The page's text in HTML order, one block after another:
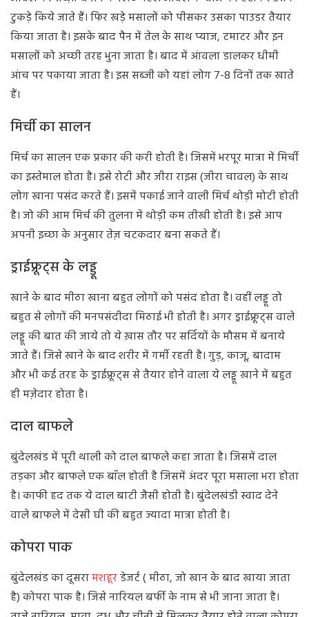
टुकड़े किये जाते हैं। फिर खड़े मसालों को पीसकर उसका पाउडर तैयार
किया जाता है। इसके बाद पैन में तेल के साथ प्याज, टमाटर और इन
मसालों को अच्छी तरह भुना जाता है। बाद में आंवला डालकर धीमी
आंच पर पकाया जाता है। इस सब्जी को यहां लोग 7-8 दिनों तक खाते
हैं।
मिर्ची का सालन
मिर्च का सालन एक प्रकार की करी होती है। जिसमें भरपूर मात्रा में मिर्ची
का इस्तेमाल होता है। इसे रोटी और जीरा राइस (जीरा चावल) के साथ
लोग खाना पसंद करते हैं। इसमें पकाई जाने वाली मिर्च थोड़ी मोटी होती
है। जो की आम मिर्च की तुलना में थोड़ी कम तीखी होती है। इसे आप
अपनी इच्छा के अनुसार तेज़ चटकदार बना सकते हैं।
ड्राईफ्रूट्स के लड्डू
खाने के बाद मीठा खाना बहुत लोगों को पसंद होता है। वहीं लड्डू तो
बहुत से लोगों की मनपसंदीदा मिठाई भी होती है। अगर ड्राईफ्रूट्स वाले
लड्डू की बात की जाये तो ये ख़ास तौर पर सर्दियों के मौसम में बनाये
जाते हैं। जिसे खाने के बाद शरीर में गर्मी रहती है। गुड़, काजू, बादाम
और भी कई तरह के ड्राईफ्रूट्स से तैयार होने वाला ये लड्डू खाने में बहुत
ही मज़ेदार होता है।
दाल बाफले
बुंदेलखंड में पूरी थाली को दाल बाफले कहा जाता है। जिसमें दाल
तड़का और बाफले एक बॉल होती है जिसमें अंदर पूरा मसाला भरा होता
है। काफी हद तक ये दाल बाटी जैसी होती है। बुंदेलखंडी स्वाद देने
वाले बाफले में देसी घी की बहुत ज्यादा मात्रा होती है।
कोपरा पाक
बुंदेलखंड का दूसरामशहूरडेजर्ट ( मीठा, जो खान के बाद खाया जाता
है) कोपरा पाक है। जिसे नारियल बर्फी के नाम से भी जाना जाता है।